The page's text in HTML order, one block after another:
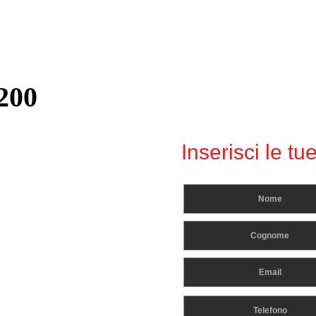
Inserisci le